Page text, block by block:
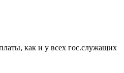
как и у всех гос.служащих